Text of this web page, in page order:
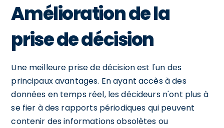
Amélioration de la
prise de décision
Une meilleure prise de décision est l'un des
principaux avantages. En ayant accès à des
données en temps réel, les décideurs n'ont plus à
se fier à des rapports périodiques qui peuvent
contenir des informations obsolètes ou